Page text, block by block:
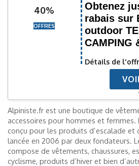
40%
OFFRES
Obtenez
rabais sur
outdoor
CAMPING
Détails de
Alpiniste.fr est une boutique de
accessoires pour hommes et
conçu pour les produits d’escalade et
lancée en 2006 par deux fondateurs.
compose de vêtements, chaussures,
cyclisme, produits d’hiver et bien